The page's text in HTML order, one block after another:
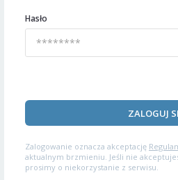
Hasło
ZALOGUJ
Zalogowanie oznacza akceptację
aktualnym brzmieniu. Jeśli nie
prosimy o niekorzystanie z serwisu.